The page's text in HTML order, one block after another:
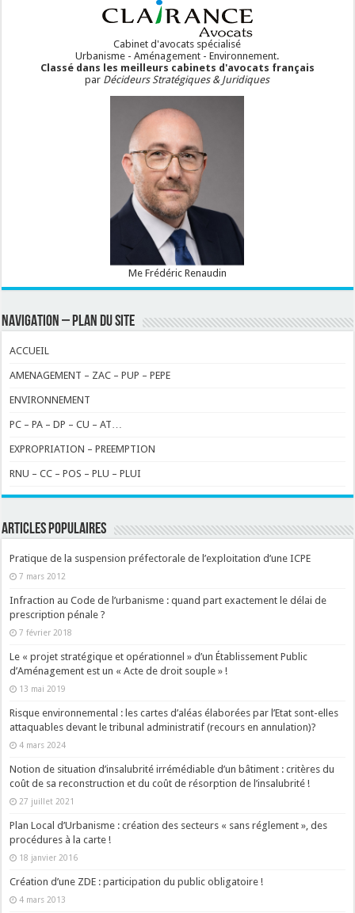
Cabinet d'avocats spécialisé
Urbanisme - Aménagement - Environnement.
Classé dans les meilleurs cabinets d'avocats français
par Décideurs Stratégiques & Juridiques
Me Frédéric Renaudin
NAVIGATION – PLAN DU SITE
ACCUEIL
AMENAGEMENT – ZAC – PUP – PEPE
ENVIRONNEMENT
PC – PA – DP – CU – AT…
EXPROPRIATION – PREEMPTION
RNU – CC – POS – PLU – PLUI
ARTICLES POPULAIRES
Pratique de la suspension préfectorale de l’exploitation d’une ICPE
7 mars 2012
Infraction au Code de l’urbanisme : quand part exactement le délai de
prescription pénale ?
7 février 2018
Le « projet stratégique et opérationnel » d’un Établissement Public
d’Aménagement est un « Acte de droit souple » !
13 mai 2019
Risque environnemental : les cartes d’aléas élaborées par l’Etat sont-elles
attaquables devant le tribunal administratif (recours en annulation)?
4 mars 2024
Notion de situation d’insalubrité irrémédiable d’un bâtiment : critères du
coût de sa reconstruction et du coût de résorption de l’insalubrité !
27 juillet 2021
Plan Local d’Urbanisme : création des secteurs « sans réglement », des
procédures à la carte !
18 janvier 2016
Création d’une ZDE : participation du public obligatoire !
4 mars 2013